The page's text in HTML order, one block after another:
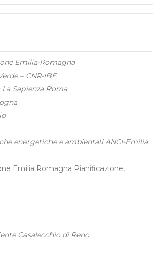
Emilia-Romagna
– CNR-IBE
Sapienza Roma
energetiche e ambientali ANCI-Emilia
Emilia Romagna Pianificazione,
Casalecchio di Reno